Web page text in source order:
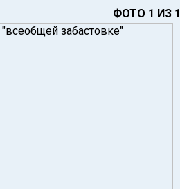
ФОТО 1 ИЗ 1